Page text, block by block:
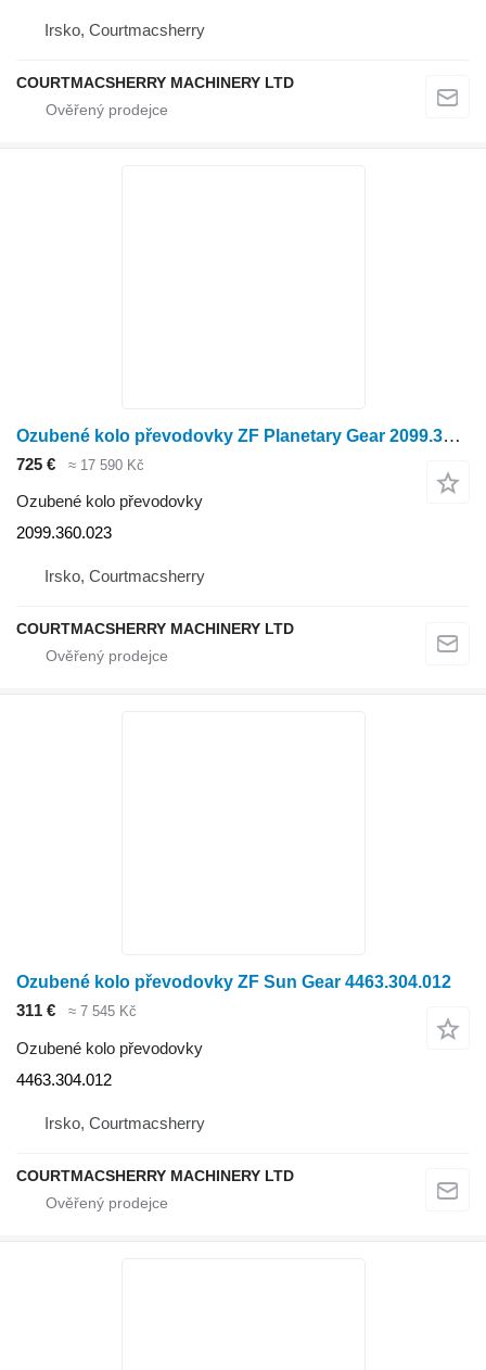
Irsko, Courtmacsherry
COURTMACSHERRY MACHINERY LTD
Ozubené kolo převodovky ZF Planetary Gear 2099.360.023
725 € ≈ 17 590 Kč
Ozubené kolo převodovky
2099.360.023
Irsko, Courtmacsherry
COURTMACSHERRY MACHINERY LTD
Ozubené kolo převodovky ZF Sun Gear 4463.304.012
311 €
≈ 7 545 Kč
Ozubené kolo převodovky
4463.304.012
Irsko, Courtmacsherry
COURTMACSHERRY MACHINERY LTD